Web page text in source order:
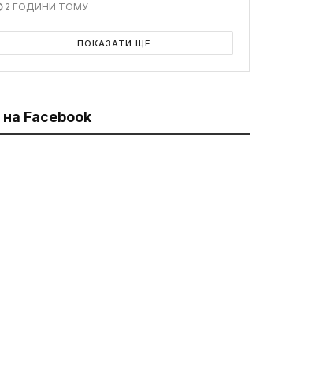
2 ГОДИНИ ТОМУ
ПОКАЗАТИ ЩЕ
Facebook